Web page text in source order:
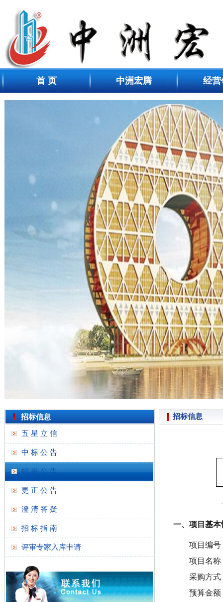
首 页 中洲宏腾 经营
招标信息
五 星 立 信
中 标 公 告
招 采 公 告
更 正 公 告
澄 清 答 疑
招 标 指 南
评审专家入库申请
招标信息
一、项目基本
项目编号
项目名称
采购方式
预算金额